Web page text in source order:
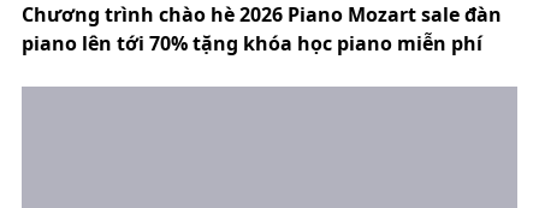
Chương trình chào hè 2026 Piano Mozart sale đàn
piano lên tới 70% tặng khóa học piano miễn phí